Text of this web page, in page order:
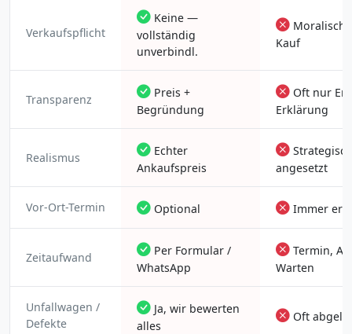
Verkaufspflicht
Keine —
vollständig
unverbindl.
Kauf
Transparenz
Preis +
Begründung
Oft nur
Erklärung
Realismus
Echter
Ankaufspreis
angesetzt
Vor-Ort-Termin Optional Immer
Zeitaufwand
Per Formular /
WhatsApp
Termin,
Warten
Unfallwagen /
Defekte
Ja, wir bewerten
alles
Oft